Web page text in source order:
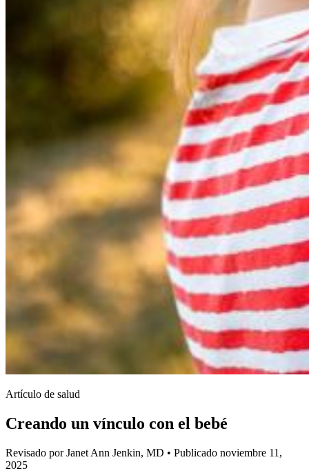
Artículo de salud
Creando un vínculo con el bebé
Revisado por Janet Ann Jenkin, MD • Publicado noviembre 11,
2025